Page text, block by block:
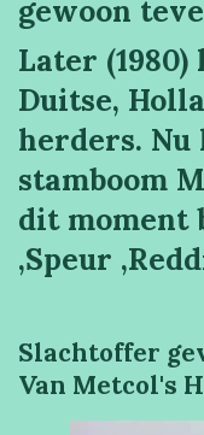
gewoon
Later
Duitse,
herders. Nu
stamboom
dit moment
,Speur
Slachtoffer
Van Metcol's